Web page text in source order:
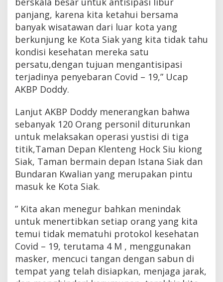
s
a
r
panjang, karena kita ketahui bersama
banyak wisatawan dari luar kota yang
berkunjung ke Kota Siak yang kita tidak tahu
kondisi kesehatan mereka satu
persatu,dengan tujuan mengantisipasi
terjadinya penyebaran Covid – 19,” Ucap
AKBP Doddy.
Lanjut AKBP Doddy menerangkan bahwa
sebanyak 120 Orang personil diturunkan
untuk melaksakan operasi yustisi di tiga
titik,Taman Depan Klenteng Hock Siu kiong
Siak, Taman bermain depan Istana Siak dan
Bundaran Kwalian yang merupakan pintu
masuk ke Kota Siak.
” Kita akan menegur bahkan menindak
untuk menertibkan setiap orang yang kita
temui tidak mematuhi protokol kesehatan
Covid – 19, terutama 4 M , menggunakan
masker, mencuci tangan dengan sabun di
tempat yang telah disiapkan, menjaga jarak,